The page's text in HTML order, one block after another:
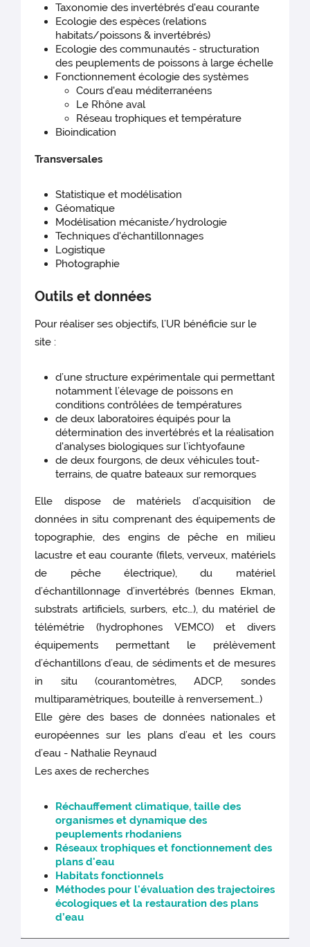
Taxonomie des invertébrés d'eau courante
Ecologie des espèces (relations
habitats/poissons & invertébrés)
Ecologie des communautés - structuration
des peuplements de poissons à large échelle
Fonctionnement écologie des systèmes
Cours d'eau méditerranéens
Le Rhône aval
Réseau trophiques et température
Bioindication
Transversales
Statistique et modélisation
Géomatique
Modélisation mécaniste/hydrologie
Techniques d'échantillonnages
Logistique
Photographie
Outils et données
Pour réaliser ses objectifs, l’UR bénéficie sur le
site :
d’une structure expérimentale qui permettant
notamment l’élevage de poissons en
conditions contrôlées de températures
de deux laboratoires équipés pour la
détermination des invertébrés et la réalisation
d'analyses biologiques sur l’ichtyofaune
de deux fourgons, de deux véhicules tout-
terrains, de quatre bateaux sur remorques
Elle dispose de matériels d’acquisition de
données in situ comprenant des équipements de
topographie, des engins de pêche en milieu
lacustre et eau courante (filets, verveux, matériels
de pêche électrique), du matériel
d’échantillonnage d’invertébrés (bennes Ekman,
substrats artificiels, surbers, etc…), du matériel de
télémétrie (hydrophones VEMCO) et divers
équipements permettant le prélèvement
d’échantillons d’eau, de sédiments et de mesures
in situ (courantomètres, ADCP, sondes
multiparamètriques, bouteille à renversement…)
Elle gère des bases de données nationales et
européennes sur les plans d’eau et les cours
d’eau - Nathalie Reynaud
Les axes de recherches
Réchauffement climatique, taille des
organismes et dynamique des
peuplements rhodaniens
Réseaux trophiques et fonctionnement des
plans d'eau
Habitats fonctionnels
Méthodes pour l'évaluation des trajectoires
écologiques et la restauration des plans
d’eau